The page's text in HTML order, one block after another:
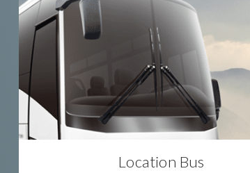
Location Bus